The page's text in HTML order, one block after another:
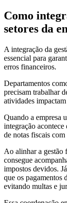
Como
setores da
A integração da
essencial para
erros financeiros.
Departamentos
precisam trabalhar
atividades
Quando a empresa
integração
de notas fiscais com
Ao alinhar a gestão
consegue
impostos devidos.
que os pagamentos
evitando multas e